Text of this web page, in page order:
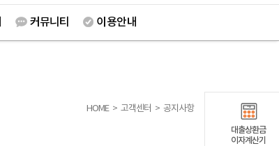
커뮤니티 이용안내
HOME > 고객센터 > 공지사항
대출상환금
이자계산기